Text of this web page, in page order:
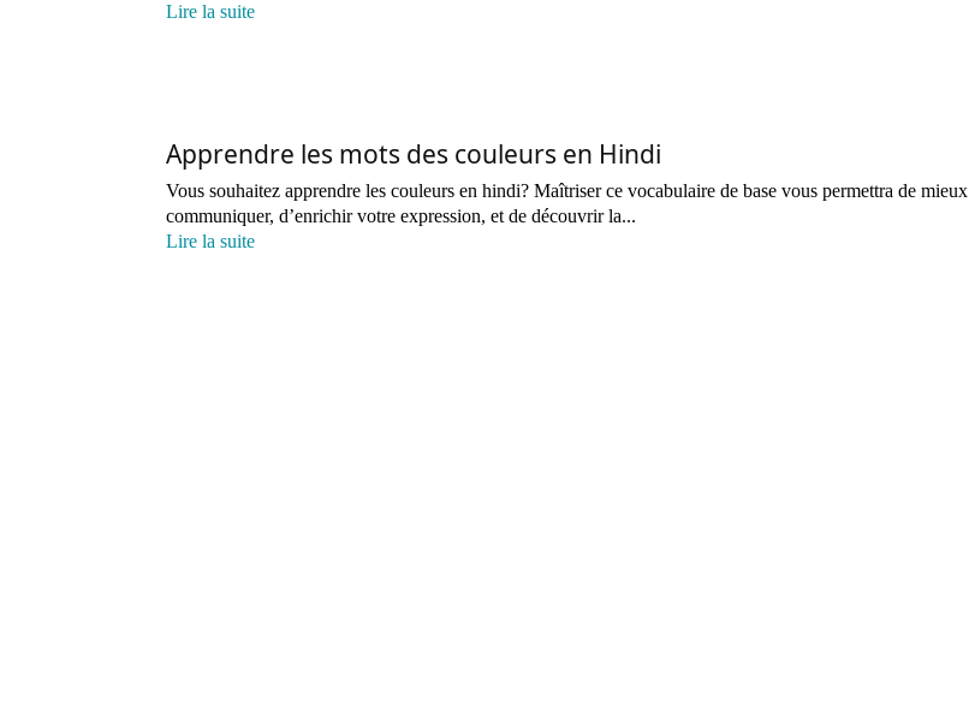
Lire la suite
Apprendre les mots des couleurs en Hindi
Vous souhaitez apprendre les couleurs en hindi? Maîtriser ce vocabulaire de base vous permettra de mieux
communiquer, d’enrichir votre expression, et de découvrir la...
Lire la suite